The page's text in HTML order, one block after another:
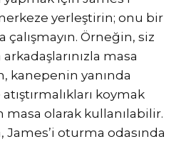
yerleştirin; onu bir
çalışmayın. Örneğin, siz
masa
kanepenin yanında
koymak
olarak kullanılabilir.
James’i oturma odasında